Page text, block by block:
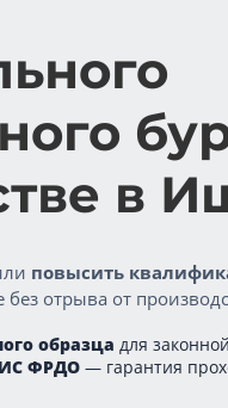
в
повысить
отрыва от
образца для
ФРДО — гарантия